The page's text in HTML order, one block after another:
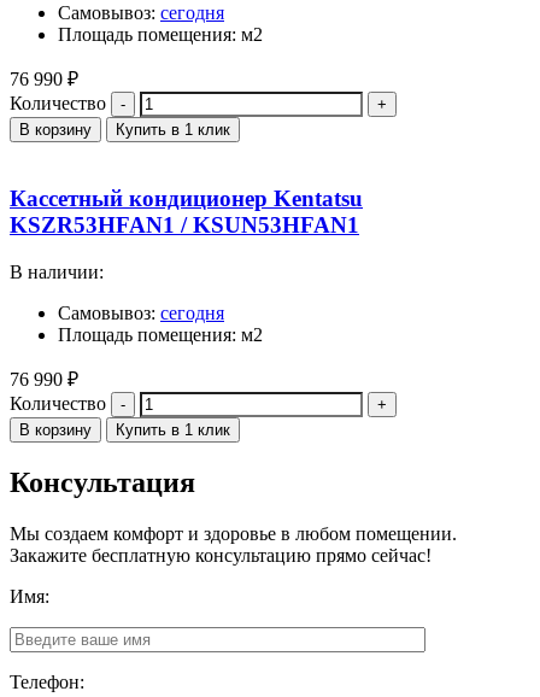
Самовывоз: сегодня
Площадь помещения: м2
76 990 ₽
Количество
В корзину Купить в 1 клик
Кассетный кондиционер Kentatsu
KSZR53HFAN1 / KSUN53HFAN1
В наличии:
Самовывоз: сегодня
Площадь помещения: м2
76 990 ₽
Количество
В корзину Купить в 1 клик
Консультация
Мы создаем комфорт и здоровье в любом помещении.
Закажите бесплатную консультацию прямо сейчас!
Имя:
Телефон: